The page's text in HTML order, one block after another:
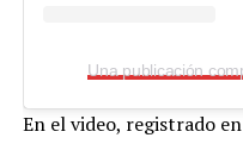
En el video, registrado